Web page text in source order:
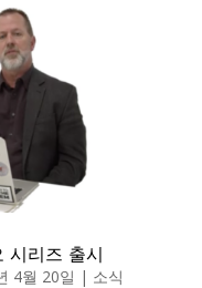
리즈 출시
4월 20일 | 소식